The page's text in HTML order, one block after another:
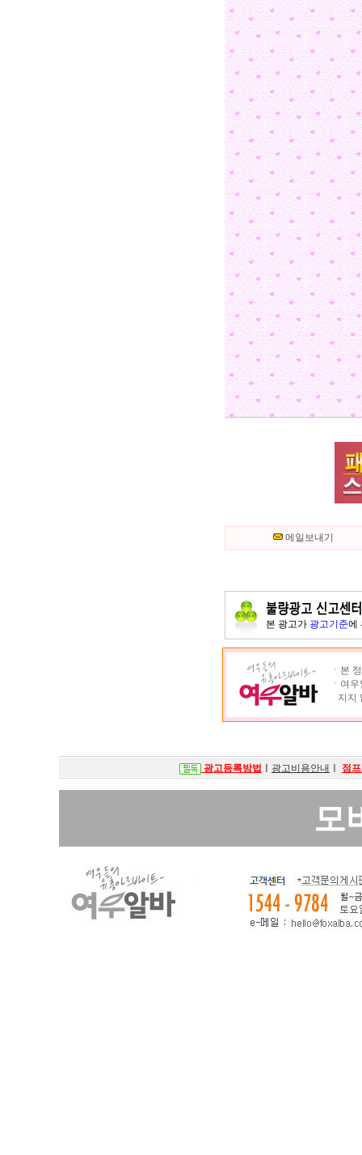
메일보내기
본 광고가 광고기준에
ㆍ본
ㆍ여
지지
광고등록방법 광고비용안내 점
모